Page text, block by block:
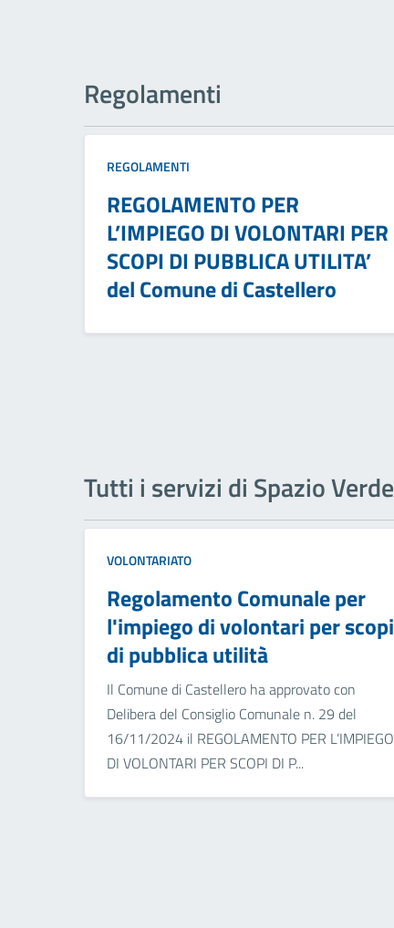
Regolamenti
REGOLAMENTI
REGOLAMENTO PER
L’IMPIEGO DI VOLONTARI PER
SCOPI DI PUBBLICA UTILITA’
del Comune di Castellero
Tutti i servizi di Spazio Verde
VOLONTARIATO
Regolamento Comunale per
l'impiego di volontari per scopi
di pubblica utilità
Il Comune di Castellero ha approvato con
Delibera del Consiglio Comunale n. 29 del
16/11/2024 il REGOLAMENTO PER L’IMPIEGO
DI VOLONTARI PER SCOPI DI P...